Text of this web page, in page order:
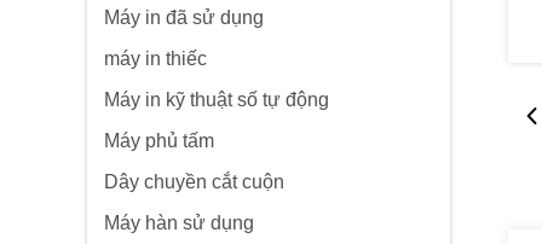
Máy in đã sử dụng
máy in thiếc
Máy in kỹ thuật số tự động
Máy phủ tấm
Dây chuyền cắt cuộn
Máy hàn sử dụng